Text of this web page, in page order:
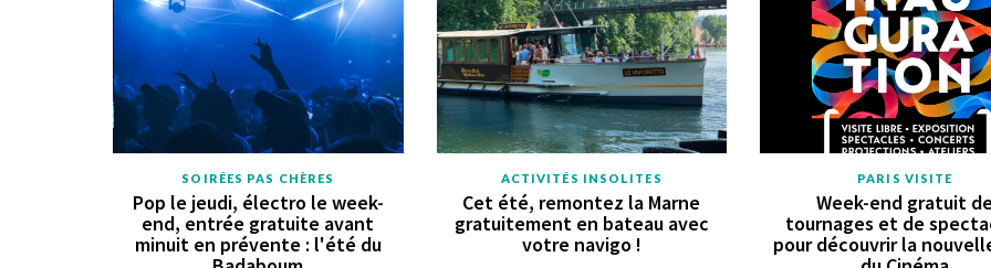
SOIRÉES PAS CHÈRES
Pop le jeudi, électro le week-
end, entrée gratuite avant
minuit en prévente : l'été du
ACTIVITÉS INSOLITES
Cet été, remontez la Marne
gratuitement en bateau avec
votre navigo !
PARIS VISITE
Week-end gratuit
tournages et de
pour découvrir la